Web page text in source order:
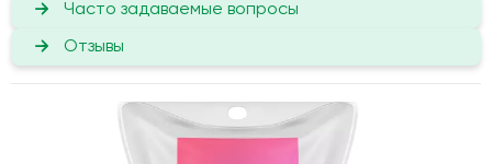
Часто задаваемые вопросы
Отзывы